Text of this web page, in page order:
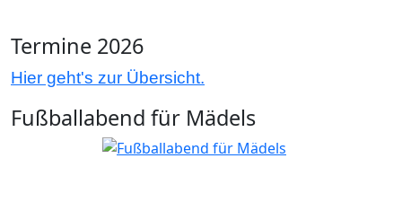
Termine 2026
Hier geht's zur Übersicht.
Fußballabend für Mädels